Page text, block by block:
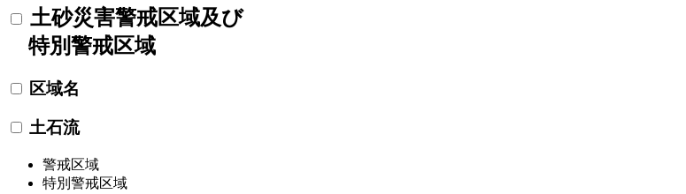
土砂災害警戒区域及び
特別警戒区域
区域名
土石流
警戒区域
特別警戒区域